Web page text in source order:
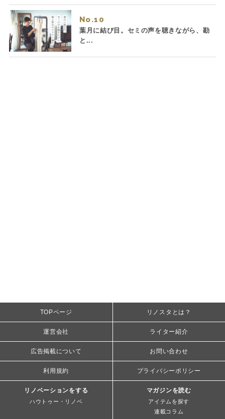
No.
葉月に結び目。セミの声を聴きながら、勘
と...
TOPページ リノスタとは？
運営会社 ライター紹介
広告掲載について お問い合わせ
利用規約 プライバシーポリシー
リノベーションをする
ハウトゥー・リノベ
マガジンを読む
アイテムを探す
連載コラム